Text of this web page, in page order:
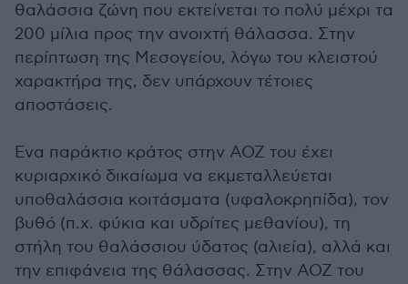
θαλάσσια ζώνη που εκτείνεται το πολύ μέχρι τα
200 μίλια προς την ανοιχτή θάλασσα. Στην
περίπτωση της Μεσογείου, λόγω του κλειστού
χαρακτήρα της, δεν υπάρχουν τέτοιες
αποστάσεις.
Ενα παράκτιο κράτος στην ΑΟΖ του έχει
κυριαρχικό δικαίωμα να εκμεταλλεύεται
υποθαλάσσια κοιτάσματα (υφαλοκρηπίδα), τον
βυθό (π.χ. φύκια και υδρίτες μεθανίου), τη
στήλη του θαλάσσιου ύδατος (αλιεία), αλλά και
την επιφάνεια της θάλασσας. Στην ΑΟΖ του